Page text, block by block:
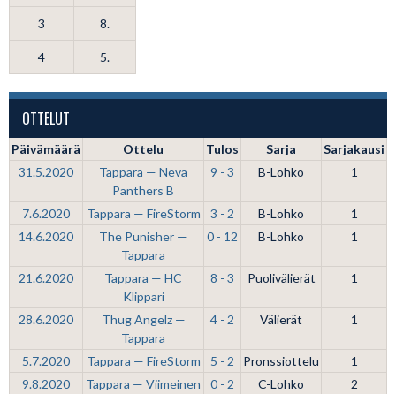
3 8.
4 5.
OTTELUT
Päivämäärä Ottelu Tulos Sarja
Sarjakausi
31.5.2020
Tappara — Neva
Panthers B
9 - 3 B-Lohko 1
7.6.2020 Tappara — FireStorm 3 - 2 B-Lohko
1
14.6.2020
The Punisher —
Tappara
0 - 12 B-Lohko 1
21.6.2020
Tappara — HC
Klippari
8 - 3 Puolivälierät 1
28.6.2020
Thug Angelz —
Tappara
4 - 2 Välierät 1
5.7.2020 Tappara — FireStorm 5 - 2 Pronssiottelu
1
9.8.2020
Tappara — Viimeinen
0 - 2 C-Lohko 2